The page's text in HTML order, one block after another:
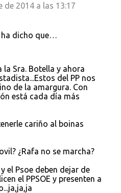
de 2014 a las 13:17
ha dicho que…
la Sra. Botella y ahora
del PP nos
de la amargura. Con
está cada día más
cariño al boinas
¿Rafa no se marcha?
el Psoe deben dejar de
el PPSOE y presenten a